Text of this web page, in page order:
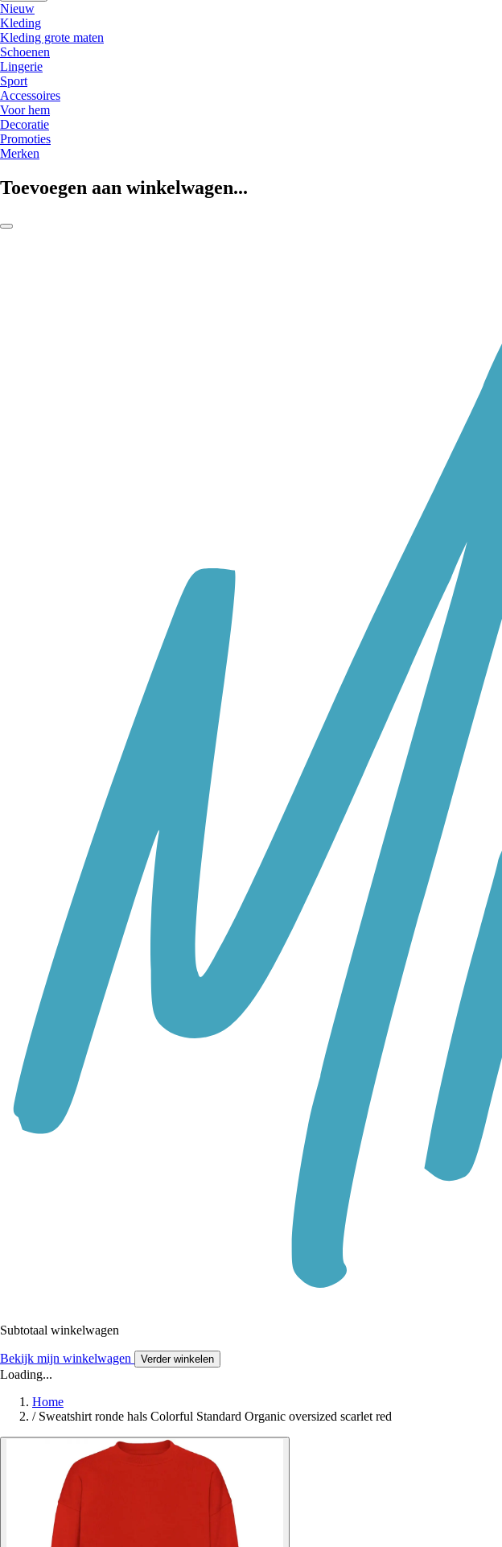
Nieuw
Kleding
Kleding grote maten
Schoenen
Lingerie
Sport
Accessoires
Voor hem
Decoratie
Promoties
Merken
Toevoegen aan winkelwagen...
Subtotaal winkelwagen
Bekijk mijn winkelwagen Verder winkelen
Loading...
Home
/ Sweatshirt ronde hals Colorful Standard Organic oversized scarlet red